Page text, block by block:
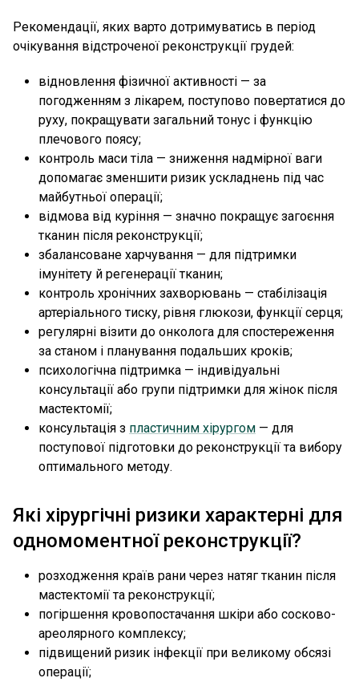
Рекомендації, яких варто дотримуватись в період
очікування відстроченої реконструкції грудей:
відновлення фізичної активності — за
погодженням з лікарем, поступово повертатися до
руху, покращувати загальний тонус і функцію
плечового поясу;
контроль маси тіла — зниження надмірної ваги
допомагає зменшити ризик ускладнень під час
майбутньої операції;
відмова від куріння — значно покращує загоєння
тканин після реконструкції;
збалансоване харчування — для підтримки
імунітету й регенерації тканин;
контроль хронічних захворювань — стабілізація
артеріального тиску, рівня глюкози, функції серця;
регулярні візити до онколога для спостереження
за станом і планування подальших кроків;
психологічна підтримка — індивідуальні
консультації або групи підтримки для жінок після
мастектомії;
консультація з пластичним хірургом — для
поступової підготовки до реконструкції та вибору
оптимального методу.
Які хірургічні ризики характерні для
одномоментної реконструкції?
розходження країв рани через натяг тканин після
мастектомії та реконструкції;
погіршення кровопостачання шкіри або сосково-
ареолярного комплексу;
підвищений ризик інфекції при великому обсязі
операції;